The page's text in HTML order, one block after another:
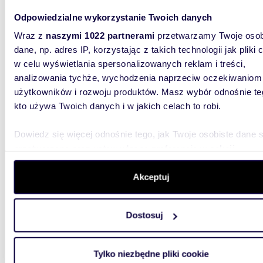
Odpowiedzialne wykorzystanie Twoich danych
Wraz z naszymi 1022 partnerami przetwarzamy Twoje
dane, np. adres IP, korzystając z takich technologii jak pliki
w celu wyświetlania spersonalizowanych reklam i treści,
analizowania tychże, wychodzenia naprzeciw oczekiwaniom
użytkowników i rozwoju produktów. Masz wybór odnośnie
kto używa Twoich danych i w jakich celach to robi.
Dowiedz się więcej odnośnie tego, jak Twoje osobiste dane
szczegółów. W Deklaracji plików cookie możesz zmienić
wycofać swoją zgodę w dowolnej chwili.
aby oferować funkcje społecznościowe i analizować ruch w
witrynie. Informacje o tym, jak korzystasz z naszej witryny,
analitycznym. Partnerzy mogą połączyć te informacje z
Akceptuj
Dostosuj
Tylko niezbędne pliki cookie
74,61
Sprzedam przestronne 74,61 m² z ogrodem i
Ta